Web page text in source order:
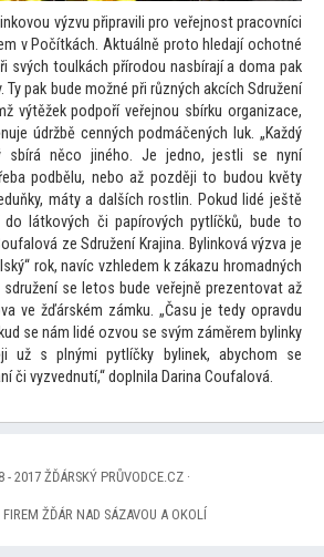
výzvu připravili pro veřejnost pracovníci
v Počítkách. Aktuálně proto hledají ochotné
svých toulkách přírodou nasbírají a doma pak
Ty pak bude možné při různých akcích Sdružení
výtěžek podpoří veřejnou sbírku organizace,
údržbě cenných podmáčených luk. „Každý
sbírá něco jiného. Je jedno, jestli se nyní
podbělu, nebo až později to budou květy
máty a dalších rostlin. Pokud lidé ještě
látkových či papírových pytlíčků, bude to
ze Sdružení Krajina. Bylinková výzva je
rok, navíc vzhledem k zákazu hromadných
se letos bude veřejně prezentovat až
ve žďárském zámku. „Času je tedy opravdu
se nám lidé ozvou se svým záměrem bylinky
už s plnými pytlíčky bylinek, abychom se
či vyzvednutí,“ doplnila Darina Coufalová.
2017 ŽĎÁRSKÝ PRŮVODCE.CZ ·
ŽĎÁR NAD SÁZAVOU A OKOLÍ